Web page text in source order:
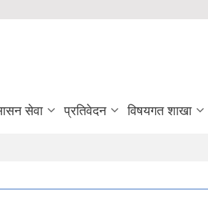
सेवा प्रतिवेदन विषयगत शाखा